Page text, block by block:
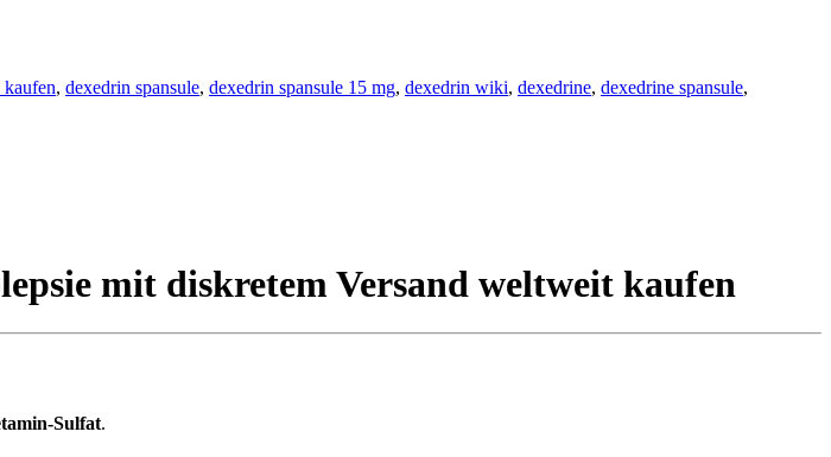
, dexedrin spansule, dexedrin spansule 15 mg, dexedrin wiki, dexedrine, dexedrine spansule,
mit diskretem Versand weltweit kaufen
Sulfat.